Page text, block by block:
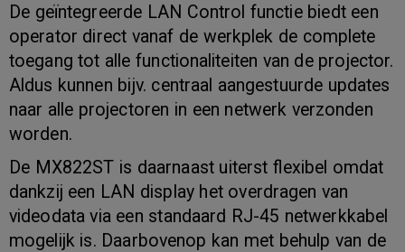
De geïntegreerde LAN Control functie biedt een
operator direct vanaf de werkplek de complete
toegang tot alle functionaliteiten van de projector.
Aldus kunnen bijv. centraal aangestuurde updates
naar alle projectoren in een netwerk verzonden
worden.
De MX822ST is daarnaast uiterst flexibel omdat
dankzij een LAN display het overdragen van
videodata via een standaard RJ-45 netwerkkabel
mogelijk is. Daarbovenop kan met behulp van de